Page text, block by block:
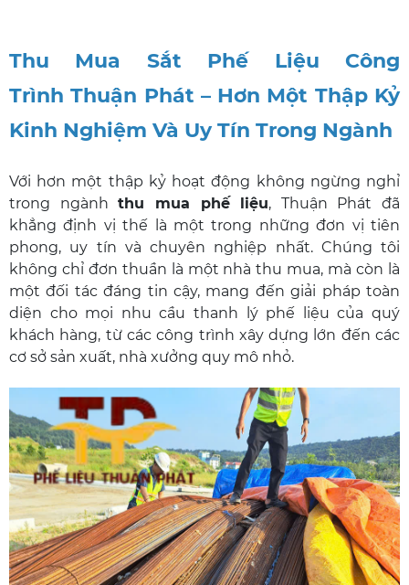
Thu Mua Sắt Phế Liệu Công
Trình Thuận Phát – Hơn Một Thập Kỷ
Kinh Nghiệm Và Uy Tín Trong Ngành
Với hơn một thập kỷ hoạt động không ngừng nghỉ
trong ngànhthu mua phế liệu, Thuận Phát đã
khẳng định vị thế là một trong những đơn vị tiên
phong, uy tín và chuyên nghiệp nhất. Chúng tôi
không chỉ đơn thuần là một nhà thu mua, mà còn là
một đối tác đáng tin cậy, mang đến giải pháp toàn
diện cho mọi nhu cầu thanh lý phế liệu của quý
khách hàng, từ các công trình xây dựng lớn đến các
cơ sở sản xuất, nhà xưởng quy mô nhỏ.